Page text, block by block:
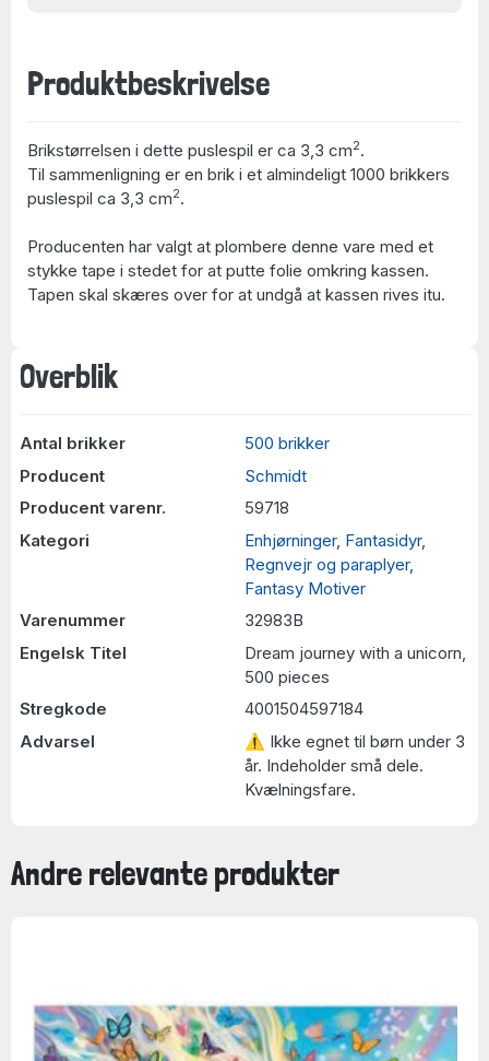
Overblik
Antal brikker
500 brikker
Producent
Schmidt
Producent varenr.
59718
Kategori
Enhjørninger, Fantasidyr,
Regnvejr og paraplyer,
Fantasy Motiver
Varenummer
32983B
Engelsk Titel
Dream journey with a unicorn,
500 pieces
Stregkode
4001504597184
Advarsel
⚠ Ikke egnet til børn under 3
år. Indeholder små dele.
Kvælningsfare.
Produktbeskrivelse
Brikstørrelsen i dette puslespil er ca 3,3 cm2.
Til sammenligning er en brik i et almindeligt 1000 brikkers
puslespil ca 3,3 cm2.
Producenten har valgt at plombere denne vare med et
stykke tape i stedet for at putte folie omkring kassen.
Tapen skal skæres over for at undgå at kassen rives itu.
Andre relevante produkter